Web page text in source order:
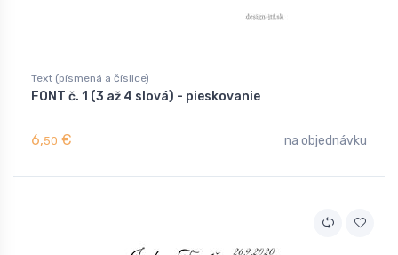
Text (písmená a číslice)
FONT č. 1 (3 až 4 slová) - pieskovanie
6,50 € na objednávku